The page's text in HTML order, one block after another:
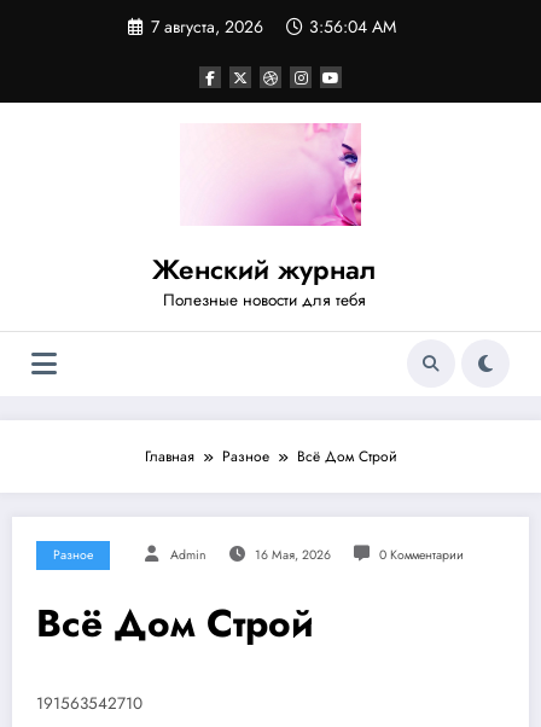
7 августа, 2026 3:56:05 AM
Женский журнал
Полезные новости для тебя
Главная Разное Всё Дом Строй
Разное Admin 16 Мая, 2026 0 Комментарии
Всё Дом Строй
191563542710